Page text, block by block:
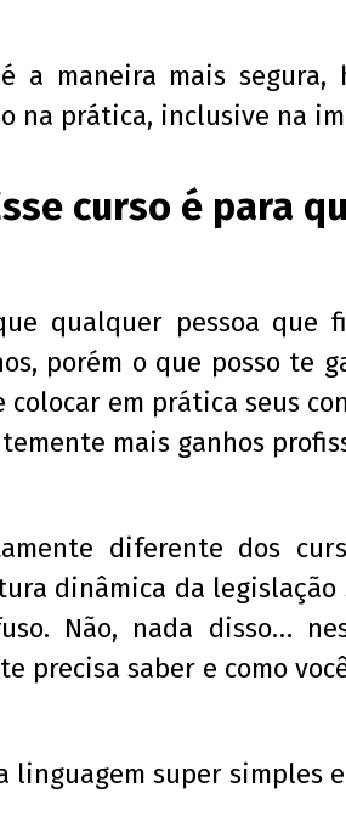
a maneira mais
na prática, inclusive na
curso é para
qualquer pessoa que
porém o que posso te
em prática seus
mais ganhos
diferente dos
dinâmica da
Não, nada disso…
precisa saber e como
linguagem super simples